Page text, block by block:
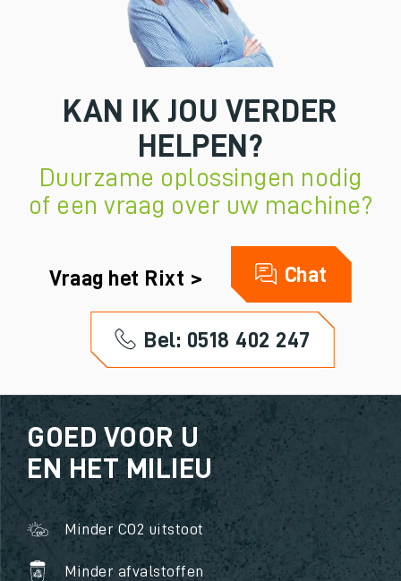
KAN IK JOU VERDER
HELPEN?
Duurzame oplossingen nodig
of een vraag over uw machine?
Vraag het Rixt > Chat
Bel: 0518 402 247
GOED VOOR U
EN HET MILIEU
Minder CO2 uitstoot
Minder afvalstoffen